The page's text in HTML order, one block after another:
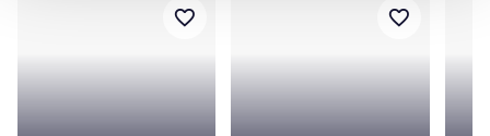
favorite_border favorite_border